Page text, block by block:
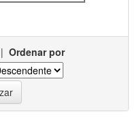
| Ordenar por